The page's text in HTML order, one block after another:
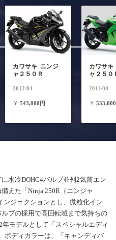
カワサキ ニンジ
ャ２５０Ｒ
2012/04
￥ 543,000円
カワサキ
ャ２５０
2011/08
￥
水冷DOHC4バルブ並列2気筒エン
えた「Ninja 250R（ニンジャ
ンジェクションとし、微粒化イン
ブの採用で高回転域まで気持ちの
モデルとして「スペシャルエディ
ボディカラーは、「キャンディバ